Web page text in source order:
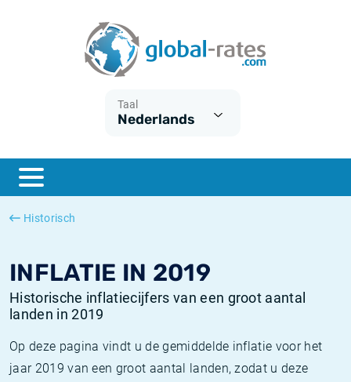
Taal
Nederlands
Historisch
INFLATIE IN 2019
Historische inflatiecijfers van een groot aantal
landen in 2019
Op deze pagina vindt u de gemiddelde inflatie voor het
jaar 2019 van een groot aantal landen, zodat u deze
ESTER
SONIA
Wat is CPI inflatie?
Wat is HICP inflatie?
Nederlandse inflatie - CPI
Amerikaanse inflatie - CPI
Euribor historie
SOFR historie
TONAR historie
Inflatiecalculator